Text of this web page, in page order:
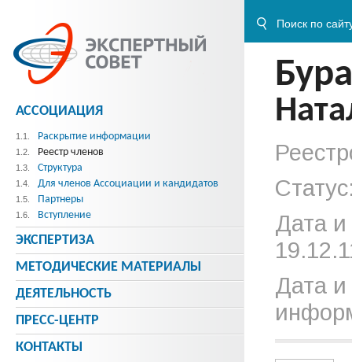
Дата
Дата и
АССОЦИАЦИЯ
1.1. Раскрытие информации
1.2. Реестр членов
1.3. Структура
1.4. Для членов Ассоциации и кандидатов
1.5. Партнеры
1.6. Вступление
ЭКСПЕРТИЗА
МЕТОДИЧЕСКИE МАТЕРИАЛЫ
ДЕЯТЕЛЬНОСТЬ
ПРЕСС-ЦЕНТР
КОНТАКТЫ